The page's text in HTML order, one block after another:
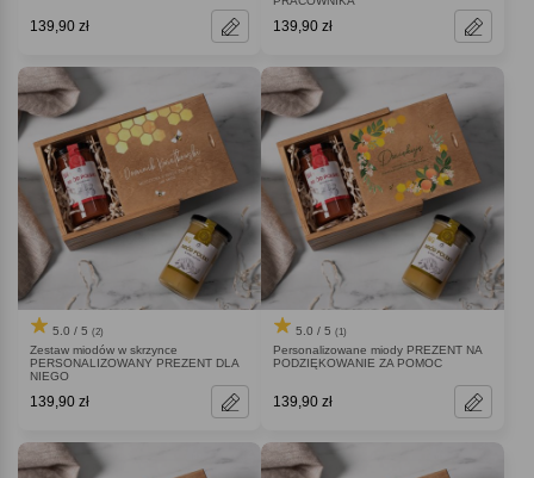
139,90 zł 139,90 zł
5.0 / 5 (2)
Zestaw miodów w skrzynce
PERSONALIZOWANY PREZENT DLA
NIEGO
139,90 zł
5.0 / 5 (1)
Personalizowane miody PREZENT NA
PODZIĘKOWANIE ZA POMOC
139,90 zł